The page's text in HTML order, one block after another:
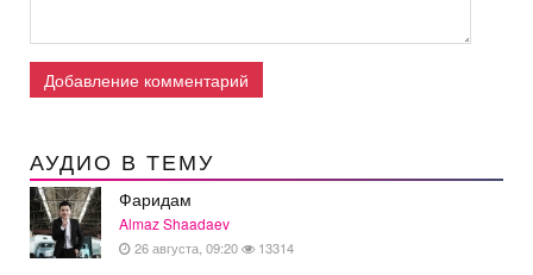
Добавление комментарий
АУДИО В ТЕМУ
Фаридам
Almaz Shaadaev
26 августа, 09:20 13314